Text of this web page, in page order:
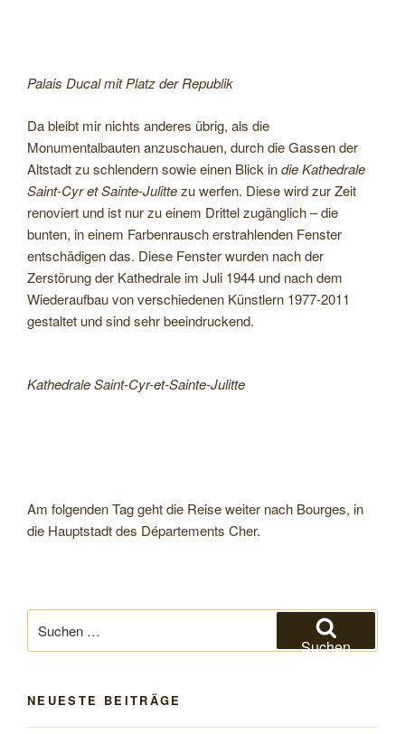
Palais Ducal mit Platz der Republik
Da bleibt mir nichts anderes übrig, als die
Monumentalbauten anzuschauen, durch die Gassen der
Altstadt zu schlendern sowie einen Blick indie Kathedrale
Saint-Cyr et Sainte-Julittezu werfen. Diese wird zur Zeit
renoviert und ist nur zu einem Drittel zugänglich – die
bunten, in einem Farbenrausch erstrahlenden Fenster
entschädigen das. Diese Fenster wurden nach der
Zerstörung der Kathedrale im Juli 1944 und nach dem
Wiederaufbau von verschiedenen Künstlern 1977-2011
gestaltet und sind sehr beeindruckend.
Kathedrale Saint-Cyr-et-Sainte-Julitte
Am folgenden Tag geht die Reise weiter nach Bourges, in
die Hauptstadt des Départements Cher.
nach:
Suchen
NEUESTE BEITRÄGE